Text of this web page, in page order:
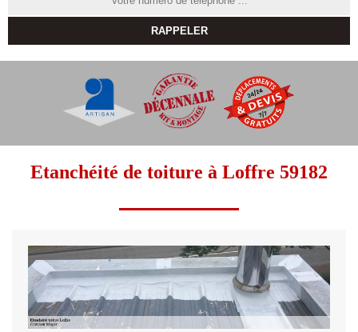
Etanchéité de toiture à Loffre 59182